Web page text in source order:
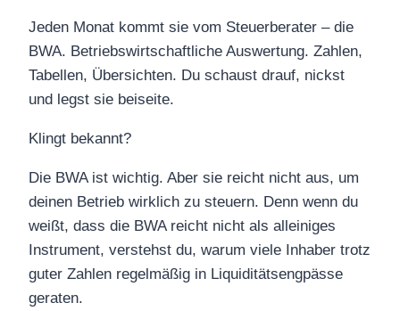
Jeden Monat kommt sie vom Steuerberater – die
BWA. Betriebswirtschaftliche Auswertung. Zahlen,
Tabellen, Übersichten. Du schaust drauf, nickst
und legst sie beiseite.
Klingt bekannt?
Die BWA ist wichtig. Aber sie reicht nicht aus, um
deinen Betrieb wirklich zu steuern. Denn wenn du
weißt, dass die BWA reicht nicht als alleiniges
Instrument, verstehst du, warum viele Inhaber trotz
guter Zahlen regelmäßig in Liquiditätsengpässe
geraten.